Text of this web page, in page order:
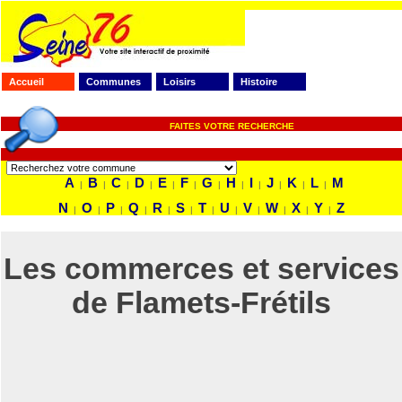
Accueil Communes Loisirs Histoire
FAITES VOTRE RECHERCHE
A | B | C | D | E | F | G | H | I | J | K | L |
M
N
| O | P | Q | R | S | T | U | V | W | X | Y | Z
Les commerces et services
de Flamets-Frétils